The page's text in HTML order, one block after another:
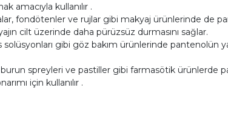
amacıyla kullanılır .
fondötenler ve rujlar gibi makyaj ürünlerinde de
cilt üzerinde daha pürüzsüz durmasını sağlar.
solüsyonları gibi göz bakım ürünlerinde pantenolün
spreyleri ve pastiller gibi farmasötik ürünlerde
için kullanılır .